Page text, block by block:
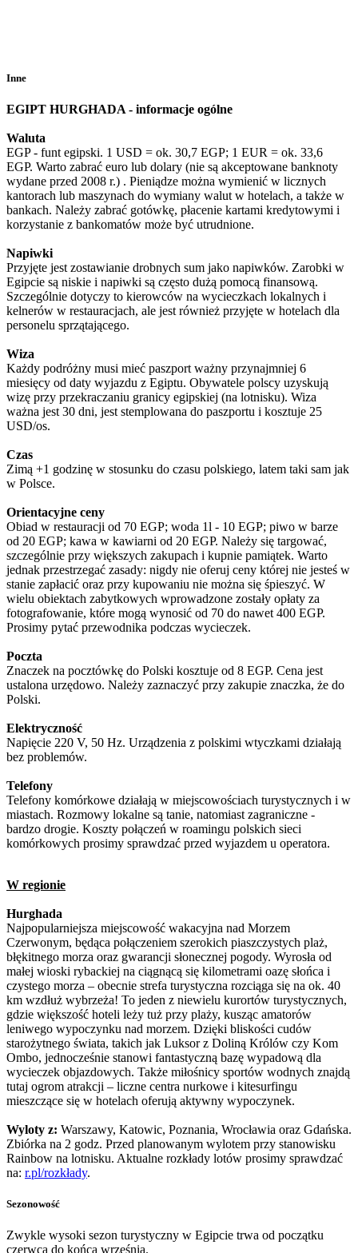
Inne
EGIPT HURGHADA - informacje ogólne
Waluta
EGP - funt egipski. 1 USD = ok. 30,7 EGP; 1 EUR = ok. 33,6
EGP. Warto zabrać euro lub dolary (nie są akceptowane banknoty
wydane przed 2008 r.) . Pieniądze można wymienić w licznych
kantorach lub maszynach do wymiany walut w hotelach, a także w
bankach. Należy zabrać gotówkę, płacenie kartami kredytowymi i
korzystanie z bankomatów może być utrudnione.
Napiwki
Przyjęte jest zostawianie drobnych sum jako napiwków. Zarobki w
Egipcie są niskie i napiwki są często dużą pomocą finansową.
Szczególnie dotyczy to kierowców na wycieczkach lokalnych i
kelnerów w restauracjach, ale jest również przyjęte w hotelach dla
personelu sprzątającego.
Wiza
Każdy podróżny musi mieć paszport ważny przynajmniej 6
miesięcy od daty wyjazdu z Egiptu. Obywatele polscy uzyskują
wizę przy przekraczaniu granicy egipskiej (na lotnisku). Wiza
ważna jest 30 dni, jest stemplowana do paszportu i kosztuje 25
USD/os.
Czas
Zimą +1 godzinę w stosunku do czasu polskiego, latem taki sam jak
w Polsce.
Orientacyjne ceny
Obiad w restauracji od 70 EGP; woda 1l - 10 EGP; piwo w barze
od 20 EGP; kawa w kawiarni od 20 EGP. Należy się targować,
szczególnie przy większych zakupach i kupnie pamiątek. Warto
jednak przestrzegać zasady: nigdy nie oferuj ceny której nie jesteś w
stanie zapłacić oraz przy kupowaniu nie można się śpieszyć. W
wielu obiektach zabytkowych wprowadzone zostały opłaty za
fotografowanie, które mogą wynosić od 70 do nawet 400 EGP.
Prosimy pytać przewodnika podczas wycieczek.
Poczta
Znaczek na pocztówkę do Polski kosztuje od 8 EGP. Cena jest
ustalona urzędowo. Należy zaznaczyć przy zakupie znaczka, że do
Polski.
Elektryczność
Napięcie 220 V, 50 Hz. Urządzenia z polskimi wtyczkami działają
bez problemów.
Telefony
Telefony komórkowe działają w miejscowościach turystycznych i w
miastach. Rozmowy lokalne są tanie, natomiast zagraniczne -
bardzo drogie. Koszty połączeń w roamingu polskich sieci
komórkowych prosimy sprawdzać przed wyjazdem u operatora.
W regionie
Hurghada
Najpopularniejsza miejscowość wakacyjna nad Morzem
Czerwonym, będąca połączeniem szerokich piaszczystych plaż,
błękitnego morza oraz gwarancji słonecznej pogody. Wyrosła od
małej wioski rybackiej na ciągnącą się kilometrami oazę słońca i
czystego morza – obecnie strefa turystyczna rozciąga się na ok. 40
km wzdłuż wybrzeża! To jeden z niewielu kurortów turystycznych,
gdzie większość hoteli leży tuż przy plaży, kusząc amatorów
leniwego wypoczynku nad morzem. Dzięki bliskości cudów
starożytnego świata, takich jak Luksor z Doliną Królów czy Kom
Ombo, jednocześnie stanowi fantastyczną bazę wypadową dla
wycieczek objazdowych. Także miłośnicy sportów wodnych znajdą
tutaj ogrom atrakcji – liczne centra nurkowe i kitesurfingu
mieszczące się w hotelach oferują aktywny wypoczynek.
Wyloty z: Warszawy, Katowic, Poznania, Wrocławia oraz Gdańska.
Zbiórka na 2 godz. Przed planowanym wylotem przy stanowisku
Rainbow na lotnisku. Aktualne rozkłady lotów prosimy sprawdzać
na: r.pl/rozkłady.
Sezonowość
Zwykle wysoki sezon turystyczny w Egipcie trwa od początku
czerwca do końca września.